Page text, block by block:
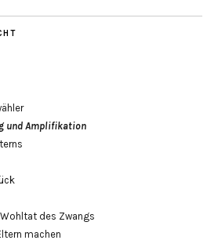
und Amplifikation
des Zwangs
machen